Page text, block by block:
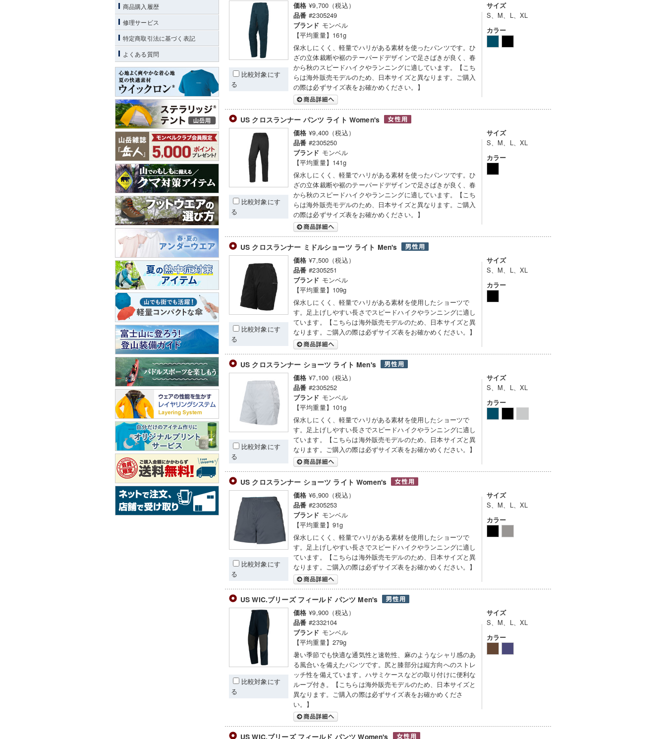
比較対象にす
る
価格 ¥9,700（税込）
品番 #2305249
ブランド モンベル
【平均重量】161g
保水しにくく、軽量でハリがある素材を使ったパンツです。ひ
ざの立体裁断や裾のテーパードデザインで足さばきが良く、春
から秋のスピードハイクやランニングに適しています。【こち
らは海外販売モデルのため、日本サイズと異なります。ご購入
の際は必ずサイズ表をお確かめください。】
サイズ
S、M、L、XL
カラー
US クロスランナー パンツ ライト Women's
比較対象にす
る
価格 ¥9,400（税込）
品番 #2305250
ブランド モンベル
【平均重量】141g
保水しにくく、軽量でハリがある素材を使ったパンツです。ひ
ざの立体裁断や裾のテーパードデザインで足さばきが良く、春
から秋のスピードハイクやランニングに適しています。【こち
らは海外販売モデルのため、日本サイズと異なります。ご購入
の際は必ずサイズ表をお確かめください。】
サイズ
S、M、L、XL
カラー
US クロスランナー ミドルショーツ ライト Men's
比較対象にす
る
価格 ¥7,500（税込）
品番 #2305251
ブランド モンベル
【平均重量】109g
保水しにくく、軽量でハリがある素材を使用したショーツで
す。足上げしやすい長さでスピードハイクやランニングに適し
ています。【こちらは海外販売モデルのため、日本サイズと異
なります。ご購入の際は必ずサイズ表をお確かめください。】
サイズ
S、M、L、XL
カラー
US クロスランナー ショーツ ライト Men's
比較対象にす
る
価格 ¥7,100（税込）
品番 #2305252
ブランド モンベル
【平均重量】101g
保水しにくく、軽量でハリがある素材を使用したショーツで
す。足上げしやすい長さでスピードハイクやランニングに適し
ています。【こちらは海外販売モデルのため、日本サイズと異
なります。ご購入の際は必ずサイズ表をお確かめください。】
サイズ
S、M、L、XL
カラー
US クロスランナー ショーツ ライト Women's
比較対象にす
る
価格 ¥6,900（税込）
品番 #2305253
ブランド モンベル
【平均重量】91g
保水しにくく、軽量でハリがある素材を使用したショーツで
す。足上げしやすい長さでスピードハイクやランニングに適し
ています。【こちらは海外販売モデルのため、日本サイズと異
なります。ご購入の際は必ずサイズ表をお確かめください。】
サイズ
S、M、L、XL
カラー
US WIC.ブリーズ フィールド パンツ Men's
比較対象にす
る
価格 ¥9,900（税込）
品番 #2332104
ブランド モンベル
【平均重量】279g
暑い季節でも快適な通気性と速乾性、麻のようなシャリ感のあ
る風合いを備えたパンツです。尻と膝部分は縦方向へのストレ
ッチ性を備えています。ハサミケースなどの取り付けに便利な
ループ付き。【こちらは海外販売モデルのため、日本サイズと
異なります。ご購入の際は必ずサイズ表をお確かめくださ
い。】
サイズ
S、M、L、XL
カラー
US WIC.ブリーズ フィールド パンツ Women's
商品購入履歴
修理サービス
特定商取引法に基づく表記
よくある質問